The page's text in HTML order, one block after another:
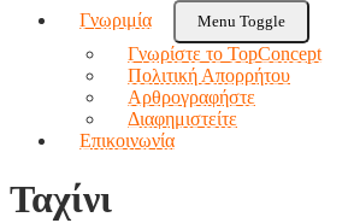
Γνωριμία
Menu Toggle
Γνωρίστε το TopConcept
Πολιτική Απορρήτου
Αρθρογραφήστε
Διαφημιστείτε
Επικοινωνία
Ταχίνι